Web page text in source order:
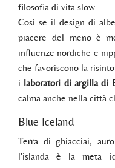
filosofia di vita slow.
Così se il design di
piacere del meno è
influenze nordiche e
che favoriscono la
i laboratori di argilla di
calma anche nella città
Blue Iceland
Terra di ghiacciai,
l'islanda è la meta